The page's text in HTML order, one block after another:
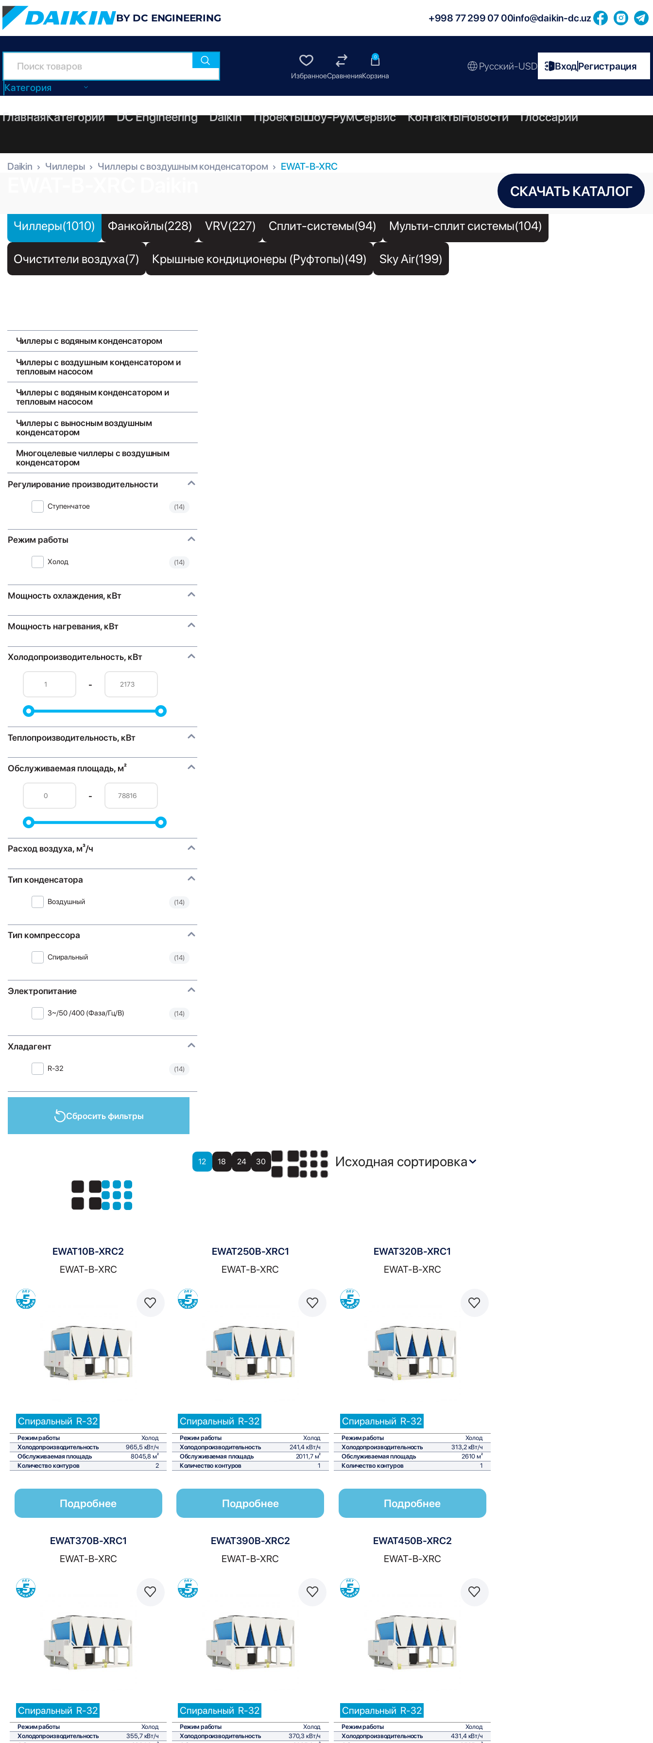
BY DC ENGINEERING +998 77 299 07 00info@daikin-dc.uz
Категория
0
Русский-USD ВходРегистрация
ГлавнаяКатегории DC Engineering Daikin ПроектыШоу-РумСервис КонтактыНовости Глоссарий
Daikin Чиллеры Чиллеры с воздушным конденсатором EWAT-B-XRC
СКАЧАТЬ КАТАЛОГ
Чиллеры(1010) Фанкойлы(228) VRV(227) Сплит-системы(94) Мульти-сплит системы(104)
Очистители воздуха(7) Крышные кондиционеры (Руфтопы)(49) Sky Air(199)
Чиллеры с водяным конденсатором
Чиллеры с воздушным конденсатором и
тепловым насосом
Чиллеры с водяным конденсатором и
тепловым насосом
Чиллеры с выносным воздушным
конденсатором
Многоцелевые чиллеры с воздушным
конденсатором
Регулирование производительности
Ступенчатое (14)
Режим работы
Холод (14)
Мощность охлаждения, кВт
Мощность нагревания, кВт
Холодопроизводительность, кВт
-
Теплопроизводительность, кВт
Обслуживаемая площадь, м²
-
Расход воздуха, м³/ч
Тип конденсатора
Воздушный (14)
Тип компрессора
Спиральный (14)
Электропитание
3~/50 /400 (Фаза/Гц/В) (14)
Хладагент
R-32 (14)
Сбросить фильтры
12 18 24 30
Показать:
EWAT10B-XRC2
EWAT-B-XRC
Сравнить
Спиральный R-32
Режим работы
Холод
Холодопроизводительность
965,5 кВт/ч
Обслуживаемая площадь
8045,8 м²
Количество контуров
2
Подробнее
EWAT250B-XRC1
EWAT-B-XRC
Сравнить
Спиральный R-32
Режим работы
Холод
Холодопроизводительность
241,4 кВт/ч
Обслуживаемая площадь
2011,7 м²
Количество контуров
1
Подробнее
EWAT320B-XRC1
EWAT-B-XRC
Сравнить
Спиральный R-32
Режим работы
Холод
Холодопроизводительность
313,2 кВт/ч
Обслуживаемая площадь
2610 м²
Количество контуров
1
Подробнее
EWAT370B-XRC1
EWAT-B-XRC
Сравнить
Спиральный R-32
Режим работы
Холод
Холодопроизводительность
355,7 кВт/ч
EWAT390B-XRC2
EWAT-B-XRC
Сравнить
Спиральный R-32
Режим работы
Холод
Холодопроизводительность
370,3 кВт/ч
EWAT450B-XRC2
EWAT-B-XRC
Сравнить
Спиральный R-32
Режим работы
Холод
Холодопроизводительность
431,4 кВт/ч